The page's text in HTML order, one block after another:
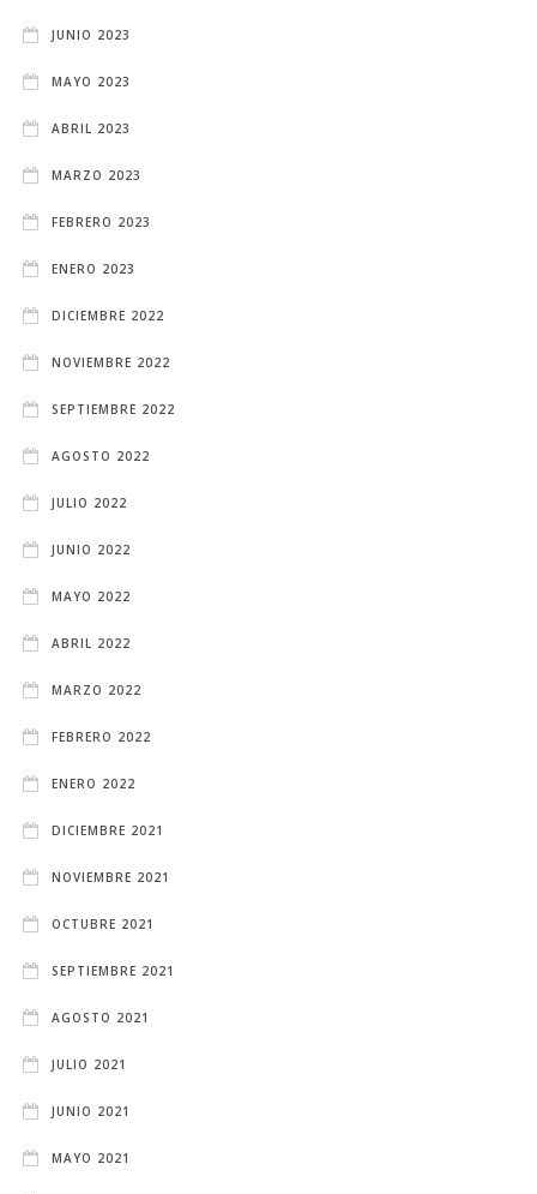
JUNIO 2023
MAYO 2023
ABRIL 2023
MARZO 2023
FEBRERO 2023
ENERO 2023
DICIEMBRE 2022
NOVIEMBRE 2022
SEPTIEMBRE 2022
AGOSTO 2022
JULIO 2022
JUNIO 2022
MAYO 2022
ABRIL 2022
MARZO 2022
FEBRERO 2022
ENERO 2022
DICIEMBRE 2021
NOVIEMBRE 2021
OCTUBRE 2021
SEPTIEMBRE 2021
AGOSTO 2021
JULIO 2021
JUNIO 2021
MAYO 2021